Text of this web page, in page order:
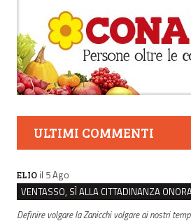
ULTIMI COMMENTI
ELIO il 5 Ago
Definire volgare la Zanicchi volgare ai nostri